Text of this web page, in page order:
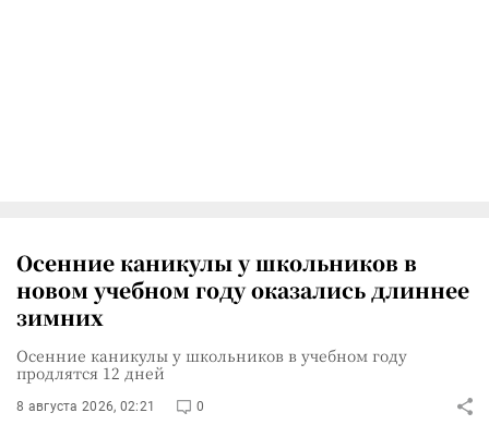
Осенние каникулы у школьников в
новом учебном году оказались длиннее
зимних
Осенние каникулы у школьников в учебном году
продлятся 12 дней
8 августа 2026, 02:21 0